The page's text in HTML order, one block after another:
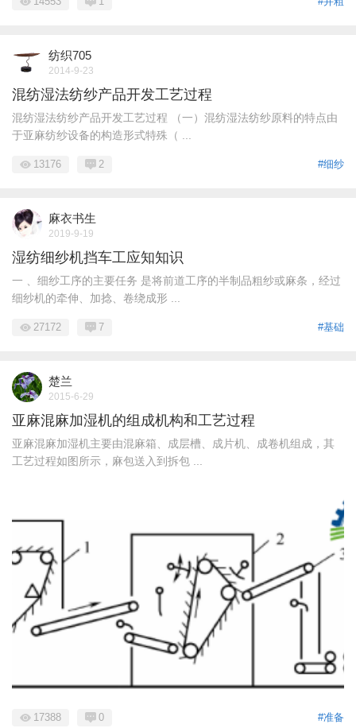
纺织705
2014-9-23
混纺湿法纺纱产品开发工艺过程
混纺湿法纺纱产品开发工艺过程 （一）混纺湿法纺纱原料的特点由
于亚麻纺纱设备的构造形式特殊（ ...
#细纱
13176 2
麻衣书生
2019-9-19
湿纺细纱机挡车工应知知识
一 、细纱工序的主要任务 是将前道工序的半制品粗纱或麻条，经过
细纱机的牵伸、加捻、卷绕成形 ...
#基础
27172 7
楚兰
2015-6-29
亚麻混麻加湿机的组成机构和工艺过程
亚麻混麻加湿机主要由混麻箱、成层槽、成片机、成卷机组成，其
工艺过程如图所示，麻包送入到拆包 ...
#准备
17388 0